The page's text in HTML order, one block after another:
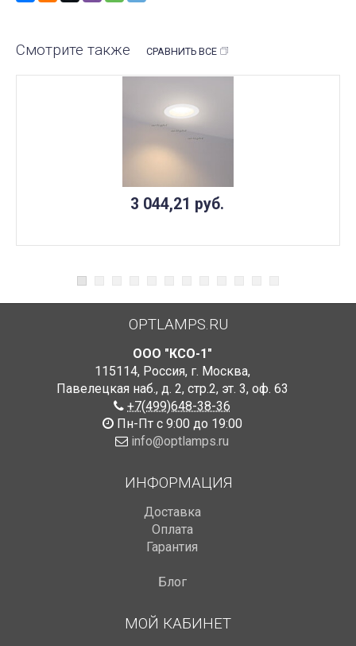
Смотрите также СРАВНИТЬ ВСЕ
3 044,21 руб.
OPTLAMPS.RU
ООО "КСО-1"
115114, Россия, г. Москва,
Павелецкая наб., д. 2, стр.2, эт. 3, оф. 63
+7(499)648-38-36
Пн-Пт с 9:00 до 19:00
info@optlamps.ru
ИНФОРМАЦИЯ
Доставка
Оплата
Гарантия
Блог
МОЙ КАБИНЕТ